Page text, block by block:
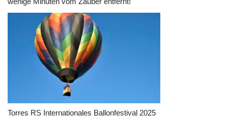
Torres RS Internationales Ballonfestival 2025